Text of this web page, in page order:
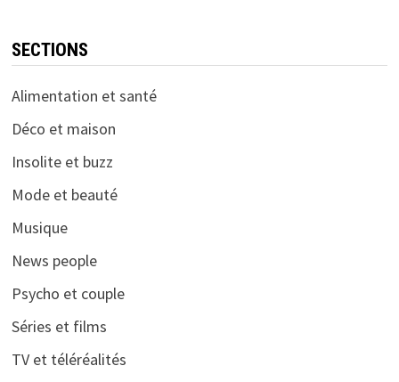
SECTIONS
Alimentation et santé
Déco et maison
Insolite et buzz
Mode et beauté
Musique
News people
Psycho et couple
Séries et films
TV et téléréalités